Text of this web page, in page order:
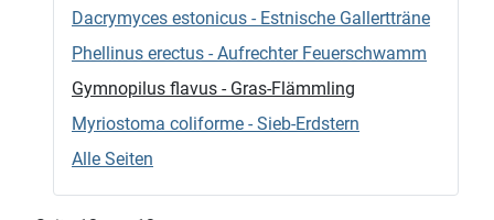
Dacrymyces estonicus - Estnische Gallertträne
Phellinus erectus - Aufrechter Feuerschwamm
Gymnopilus flavus - Gras-Flämmling
Myriostoma coliforme - Sieb-Erdstern
Alle Seiten